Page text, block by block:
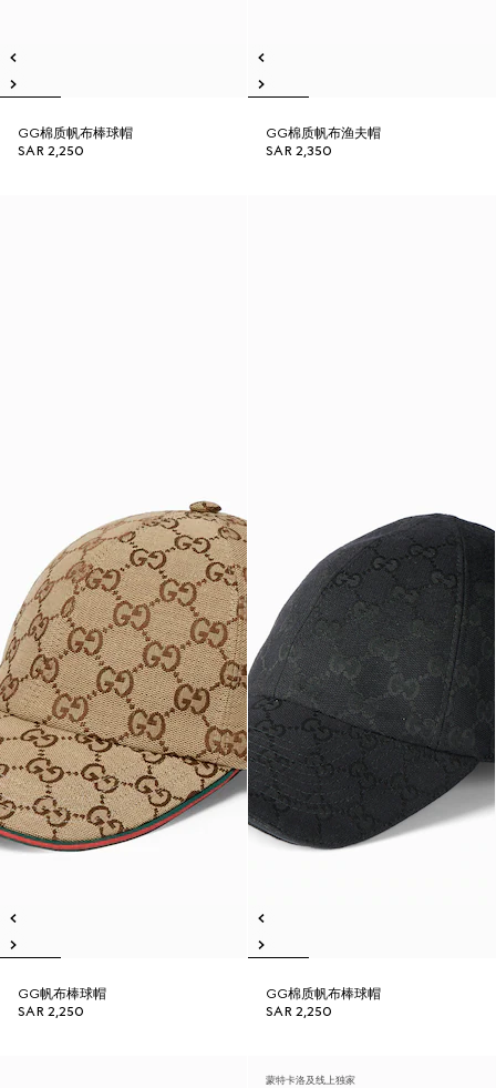
GG棉质帆布棒球帽
SAR 2,250
GG棉质帆布渔夫帽
SAR 2,350
GG帆布棒球帽
SAR 2,250
GG棉质帆布棒球帽
SAR 2,250
蒙特卡洛及线上独家